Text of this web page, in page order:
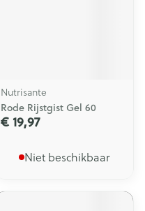
Nutrisante
Rode Rijstgist Gel 60
€ 19,97
Niet beschikbaar